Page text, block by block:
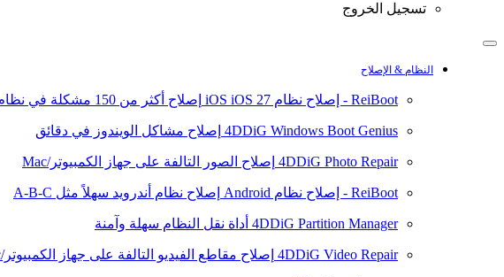
تسجيل الخروج
النظام & الإصلاح
ReiBoot - إصلاح نظام iOS iOS 27 إصلاح أكثر من 150 مشكلة في نظام iOS/iPadOS
4DDiG Windows Boot Genius إصلاح مشاكل الويندوز في دقائق
4DDiG Photo Repair إصلاح الصور التالفة على جهاز الكمبيوتر/Mac
ReiBoot - إصلاح نظام Android إصلاح نظام أندرويد سهلاً مثل A-B-C
4DDiG Partition Manager أداة نقل النظام سهلة وآمنة
4DDiG Video Repair إصلاح مقاطع الفيديو التالفة على جهاز الكمبيوتر/Mac